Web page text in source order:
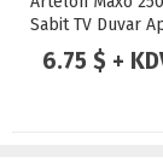
Sabit TV Duvar
6.75 $ +